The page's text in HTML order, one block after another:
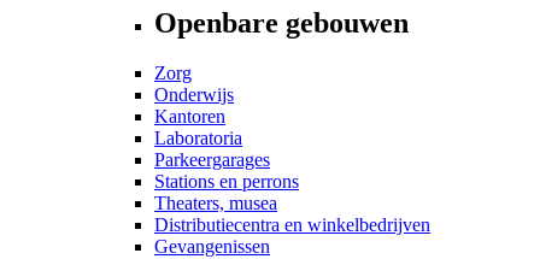
Openbare gebouwen
Zorg
Onderwijs
Kantoren
Laboratoria
Parkeergarages
Stations en perrons
Theaters, musea
Distributiecentra en winkelbedrijven
Gevangenissen